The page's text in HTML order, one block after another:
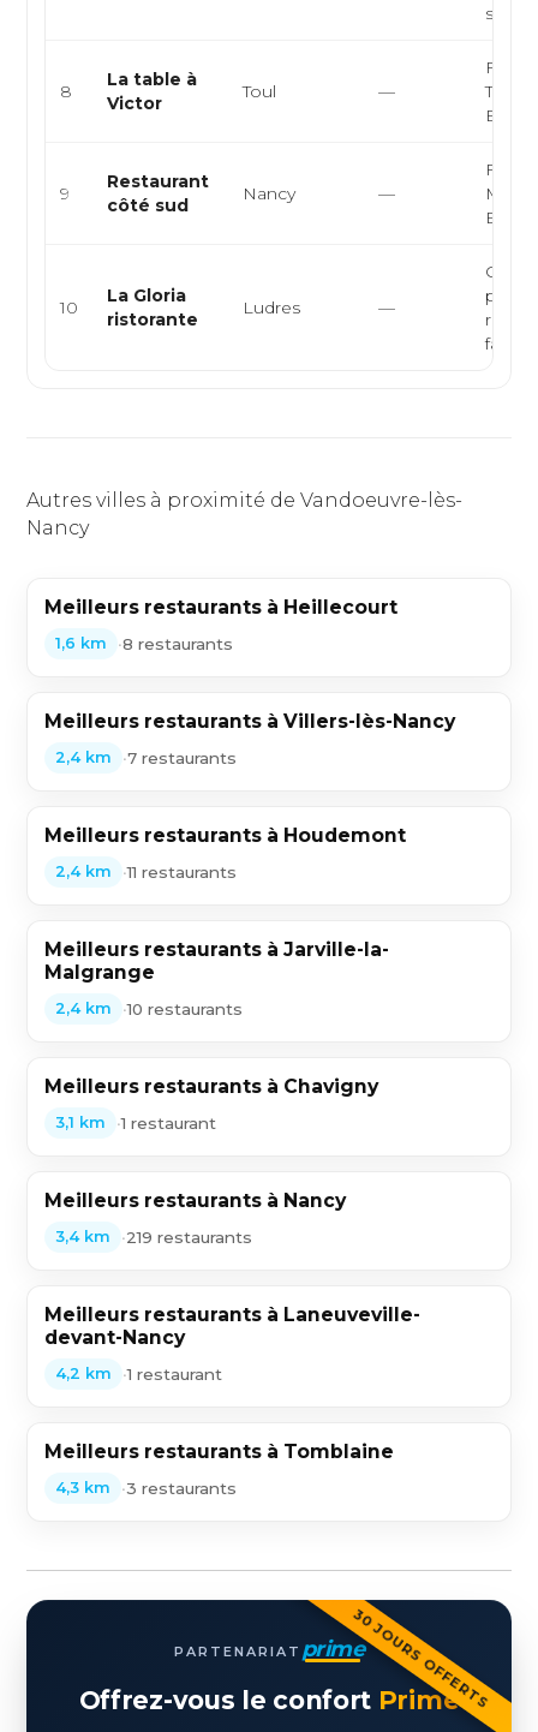
8
La table à
Victor
Toul —
9
Restaurant
côté sud
Nancy —
10
La Gloria
ristorante
Ludres —
Autres villes à proximité de Vandoeuvre-lès-
Nancy
Meilleurs restaurants à Heillecourt
1,6 km •8 restaurants
Meilleurs restaurants à Villers-lès-Nancy
2,4 km •7 restaurants
Meilleurs restaurants à Houdemont
2,4 km •11 restaurants
Meilleurs restaurants à Jarville-la-
Malgrange
2,4 km •10 restaurants
Meilleurs restaurants à Chavigny
3,1 km •1 restaurant
Meilleurs restaurants à Nancy
3,4 km •219 restaurants
Meilleurs restaurants à Laneuveville-
devant-Nancy
4,2 km •1 restaurant
Meilleurs restaurants à Tomblaine
4,3 km •3 restaurants
30 JOURS OFFERTS
PARTENARIAT prime
Offrez-vous le confort Prime